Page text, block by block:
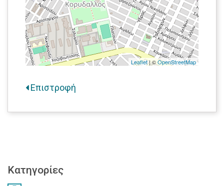
Leaflet| ©OpenStreetMap
Επιστροφή
Κατηγορίες